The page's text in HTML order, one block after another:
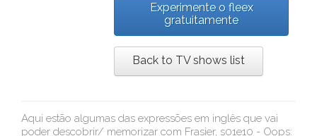
Experimente o fleex
gratuitamente
Back to TV shows list
Aqui estão algumas das expressões em inglês que vai
poder descobrir/ memorizar com Frasier, s01e10 - Oops: